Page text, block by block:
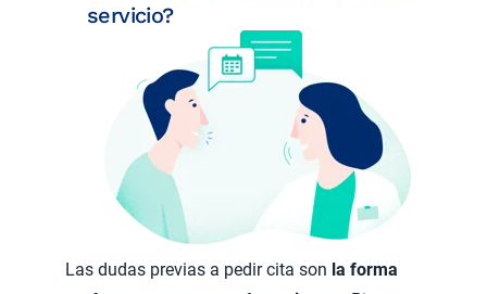
servicio?
Las dudas previas a pedir cita son la forma